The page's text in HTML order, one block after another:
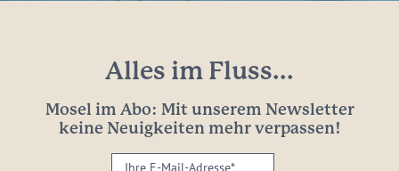
Alles im Fluss...
Mosel im Abo: Mit unserem Newsletter
keine Neuigkeiten mehr verpassen!
Ihre